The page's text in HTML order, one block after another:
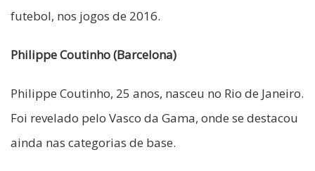
futebol, nos jogos de 2016.
Philippe Coutinho (Barcelona)
Philippe Coutinho, 25 anos, nasceu no Rio de Janeiro.
Foi revelado pelo Vasco da Gama, onde se destacou
ainda nas categorias de base.